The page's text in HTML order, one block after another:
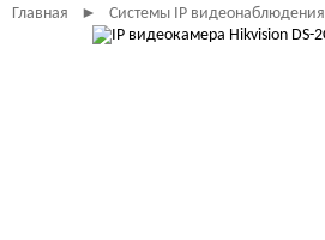
Главная ► Системы IP видеонаблюдения